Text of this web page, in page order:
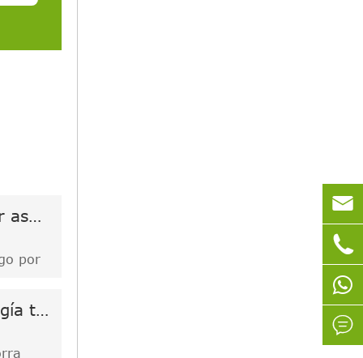
Breve introducción del riego por aspersión y del sistema automático de aspersores
por
al
¿En comparación con la tecnología tradicional de riego, cuáles son las ventajas del riego por goteo?


